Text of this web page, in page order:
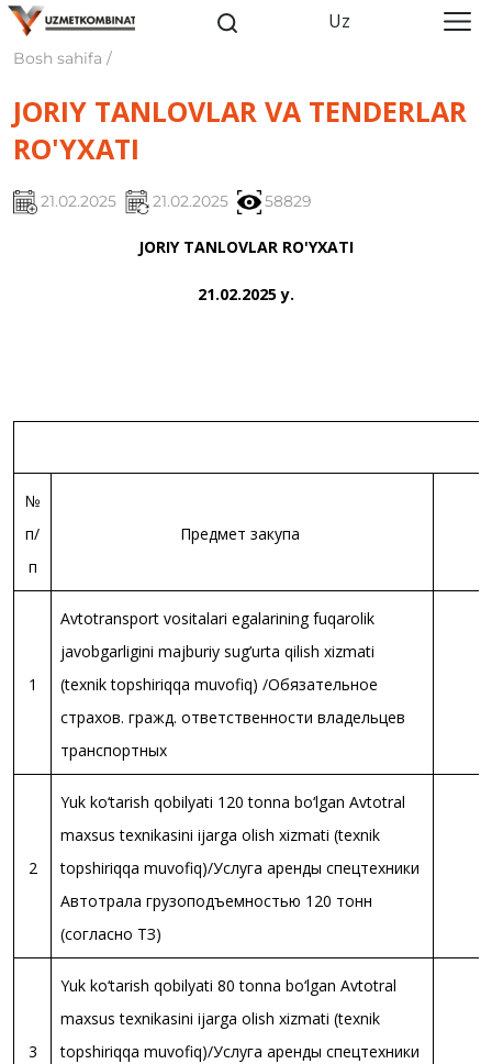
Uz
Bosh sahifa /
JORIY TANLOVLAR VA TENDERLAR
RO'YXATI
21.02.2025 21.02.2025 58829
JORIY TANLOVLAR RO'YXATI
21.02.2025 y.
№
п/
п
Предмет закупа
1
Avtotransport vositalari egalarining fuqarolik
javobgarligini majburiy sug’urta qilish xizmati
(texnik topshiriqqa muvofiq) /Обязательное
страхов. гражд. ответственности владельцев
транспортных
2
Yuk ko‘tarish qobilyati 120 tonna bo‘lgan Avtotral
maxsus texnikasini ijarga olish xizmati (texnik
topshiriqqa muvofiq)/Услуга аренды спецтехники
Автотрала грузоподъемностью 120 тонн
(согласно ТЗ)
3
Yuk ko‘tarish qobilyati 80 tonna bo‘lgan Avtotral
maxsus texnikasini ijarga olish xizmati (texnik
topshiriqqa muvofiq)/Услуга аренды спецтехники